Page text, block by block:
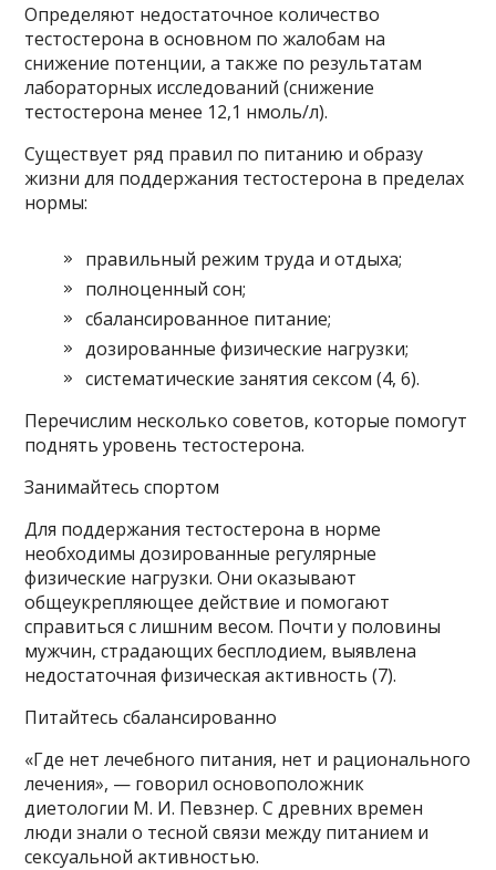
Определяют недостаточное количество
тестостерона в основном по жалобам на
снижение потенции, а также по результатам
лабораторных исследований (снижение
тестостерона менее 12,1 нмоль/л).
Существует ряд правил по питанию и образу
жизни для поддержания тестостерона в пределах
нормы:
правильный режим труда и отдыха;
полноценный сон;
сбалансированное питание;
дозированные физические нагрузки;
систематические занятия сексом (4, 6).
Перечислим несколько советов, которые помогут
поднять уровень тестостерона.
Занимайтесь спортом
Для поддержания тестостерона в норме
необходимы дозированные регулярные
физические нагрузки. Они оказывают
общеукрепляющее действие и помогают
справиться с лишним весом. Почти у половины
мужчин, страдающих бесплодием, выявлена
недостаточная физическая активность (7).
Питайтесь сбалансированно
«Где нет лечебного питания, нет и рационального
лечения», — говорил основоположник
диетологии М. И. Певзнер. С древних времен
люди знали о тесной связи между питанием и
сексуальной активностью.